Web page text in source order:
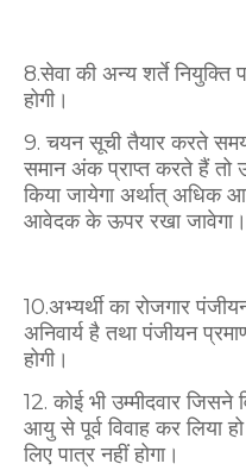
8.सेवा की अन्य शर्ते नियुक्ति
होगी।
9. चयन सूची तैयार करते समय
समान अंक प्राप्त करते हैं तो
किया जायेगा अर्थात्
आवेदक के ऊपर रखा जावेगा।
10.अभ्यर्थी का रोजगार
अनिवार्य है तथा पंजीयन
होगी।
12. कोई भी उम्मीदवार
आयु से पूर्व विवाह कर लिया
लिए पात्र नहीं होगा।